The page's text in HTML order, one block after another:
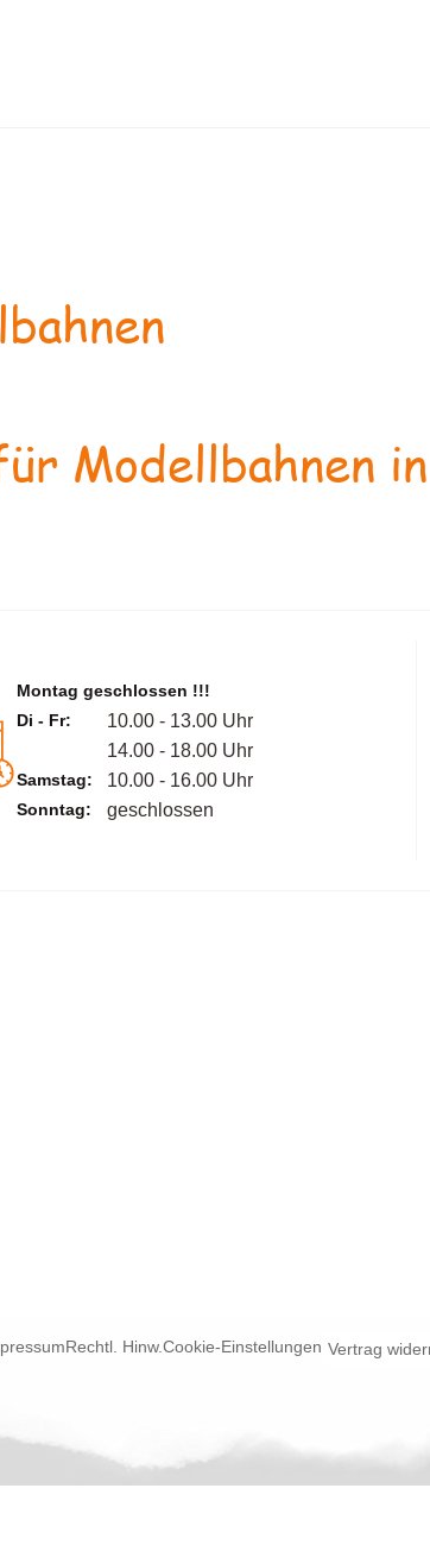
Modellbahnen
Montag geschlossen !!!
Di - Fr:
10.00 - 13.00 Uhr
14.00 - 18.00 Uhr
Samstag: 10.00 - 16.00 Uhr
Sonntag: geschlossen
Rechtl. Hinw.Cookie-Einstellungen Vertrag